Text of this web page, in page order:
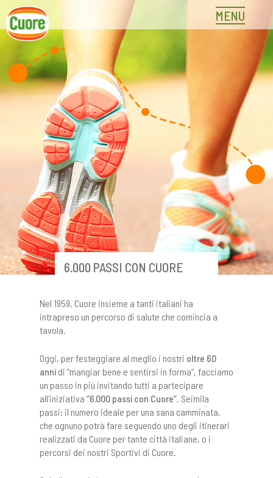
Skip
to
content
MENU
6.000 PASSI CON CUORE
Nel 1959, Cuore insieme a tanti italiani ha
intrapreso un percorso di salute che comincia a
tavola.
Oggi, per festeggiare al meglio i nostri oltre 60
annidi “mangiar bene e sentirsi in forma”, facciamo
un passo in più invitando tutti a partecipare
all’iniziativa “6.000 passi con Cuore”. Seimila
passi: il numero ideale per una sana camminata,
che ognuno potrà fare seguendo uno degli itinerari
realizzati da Cuore per tante città italiane, o i
percorsi dei nostri Sportivi di Cuore.